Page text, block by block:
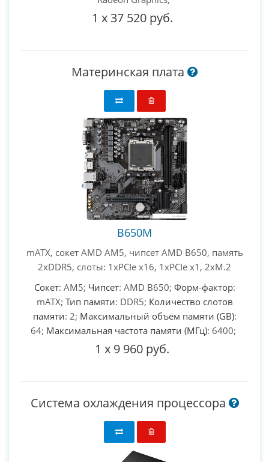
1 x 37 520 руб.
Материнская плата
B650M
mATX, сокет AMD AM5, чипсет AMD B650, память
2xDDR5, слоты: 1xPCIe x16, 1xPCIe x1, 2xM.2
Сокет: AM5; Чипсет: AMD B650; Форм-фактор:
mATX; Тип памяти: DDR5; Количество слотов
памяти: 2; Максимальный объём памяти (GB):
64; Максимальная частота памяти (МГц): 6400;
1 x 9 960 руб.
Система охлаждения процессора